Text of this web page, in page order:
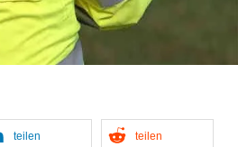
teilen teilen